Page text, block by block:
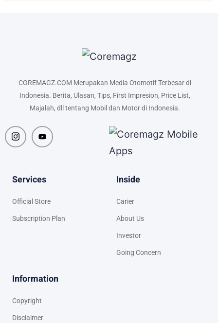
COREMAGZ.COM Merupakan Media Otomotif Terbesar di
Indonesia. Berita, Ulasan, Tips, First Impresion, Price List,
Majalah, dll tentang Mobil dan Motor di Indonesia.
Services
Official Store
Subscription Plan
Inside
Carier
About Us
Investor
Going Concern
Information
Copyright
Disclaimer